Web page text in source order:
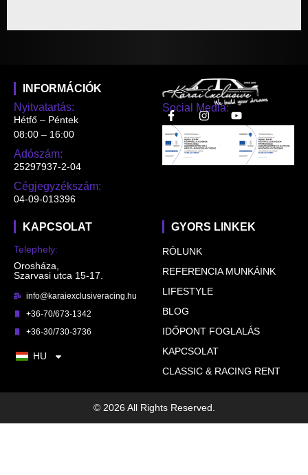
Social Media:
INFORMÁCIÓK
Nyitvatartás:
Hétfő – Péntek
08:00 – 16:00
Adószám:
25297937-2-04
Cégjegyzékszám:
04-09-013396
GYORS LINKEK
RÓLUNK
REFERENCIA MUNKÁINK
LIFESTYLE
BLOG
IDŐPONT FOGLALÁS
KAPCSOLAT
CLASSIC & RACING RENT
KAPCSOLAT
Telephely:
Orosháza,
Szarvasi utca 15-17.
info@karaiexclusiveracing.hu
+36-70/673-1342
+36-30/730-3736
HU
© 2026 All Rights Reserved.